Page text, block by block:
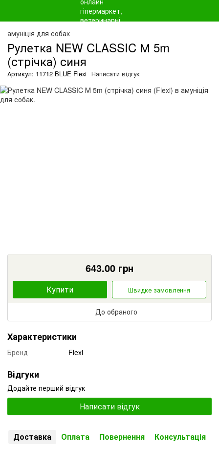
амуніція для собак
Рулетка NEW CLASSIC М 5m
(стрічка) синя
Артикул: 11712 BLUE Flexi Написати відгук
643.00 грн
Купити Швидке замовлення
До обраного
Характеристики
Бренд Flexi
Відгуки
Додайте перший відгук
Написати відгук
Доставка Оплата Повернення Консультація